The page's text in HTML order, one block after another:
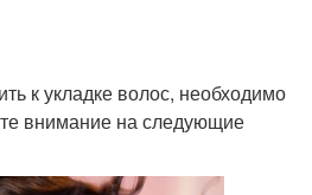
к укладке волос, необходимо
внимание на следующие